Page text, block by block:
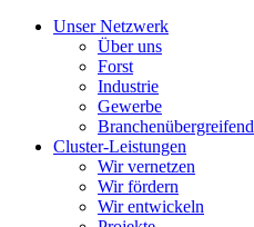
Unser Netzwerk
Über uns
Forst
Industrie
Gewerbe
Branchenübergreifend
Cluster-Leistungen
Wir vernetzen
Wir fördern
Wir entwickeln